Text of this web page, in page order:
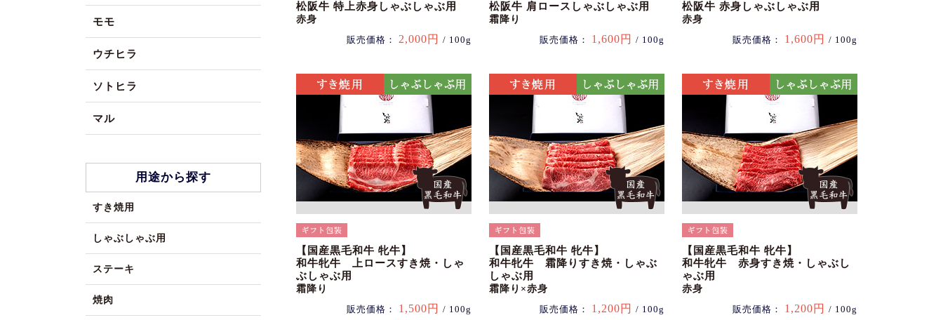
松阪牛 特上赤身しゃぶしゃぶ用
赤身
販売価格： 2,000円 / 100g
松阪牛 肩ロースしゃぶしゃぶ用
霜降り
販売価格： 1,600円 / 100g
松阪牛 赤身しゃぶしゃぶ用
赤身
販売価格： 1,600円 / 100g
【国産黒毛和牛 牝牛】
和牛牝牛 上ロースすき焼・しゃ
ぶしゃぶ用
霜降り
販売価格： 1,500円 / 100g
【国産黒毛和牛 牝牛】
和牛牝牛 霜降りすき焼・しゃぶ
しゃぶ用
霜降り×赤身
販売価格： 1,200円 / 100g
【国産黒毛和牛 牝牛】
和牛牝牛 赤身すき焼・しゃぶし
ゃぶ用
赤身
販売価格： 1,200円 / 100g
モモ
ウチヒラ
ソトヒラ
マル
用途から探す
すき焼用
しゃぶしゃぶ用
ステーキ
焼肉